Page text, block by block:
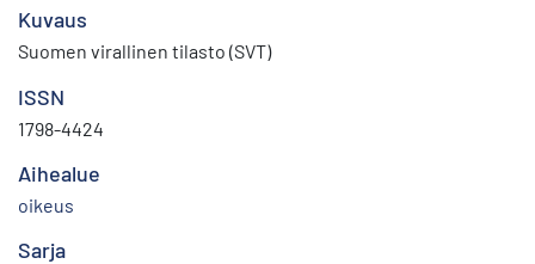
Kuvaus
Suomen virallinen tilasto (SVT)
ISSN
1798-4424
Aihealue
oikeus
Sarja